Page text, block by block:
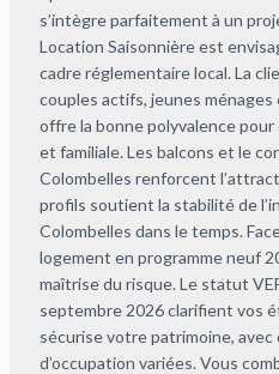
s’intègre parfaitement à un
Location Saisonnière est
cadre réglementaire local. La
couples actifs, jeunes
offre la bonne polyvalence
et familiale. Les balcons et le
Colombelles renforcent
profils soutient la stabilité de
Colombelles dans le temps.
logement en programme neuf
maîtrise du risque. Le statut
septembre 2026 clarifient vos
sécurise votre patrimoine,
d’occupation variées. Vous